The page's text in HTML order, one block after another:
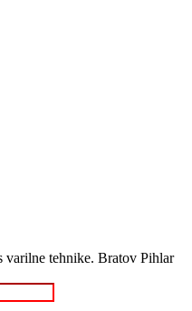
varilne tehnike. Bratov Pihlar